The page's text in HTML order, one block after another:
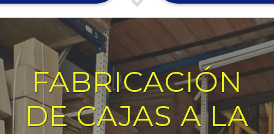
FABRICACIÓN
DE CAJAS A LA